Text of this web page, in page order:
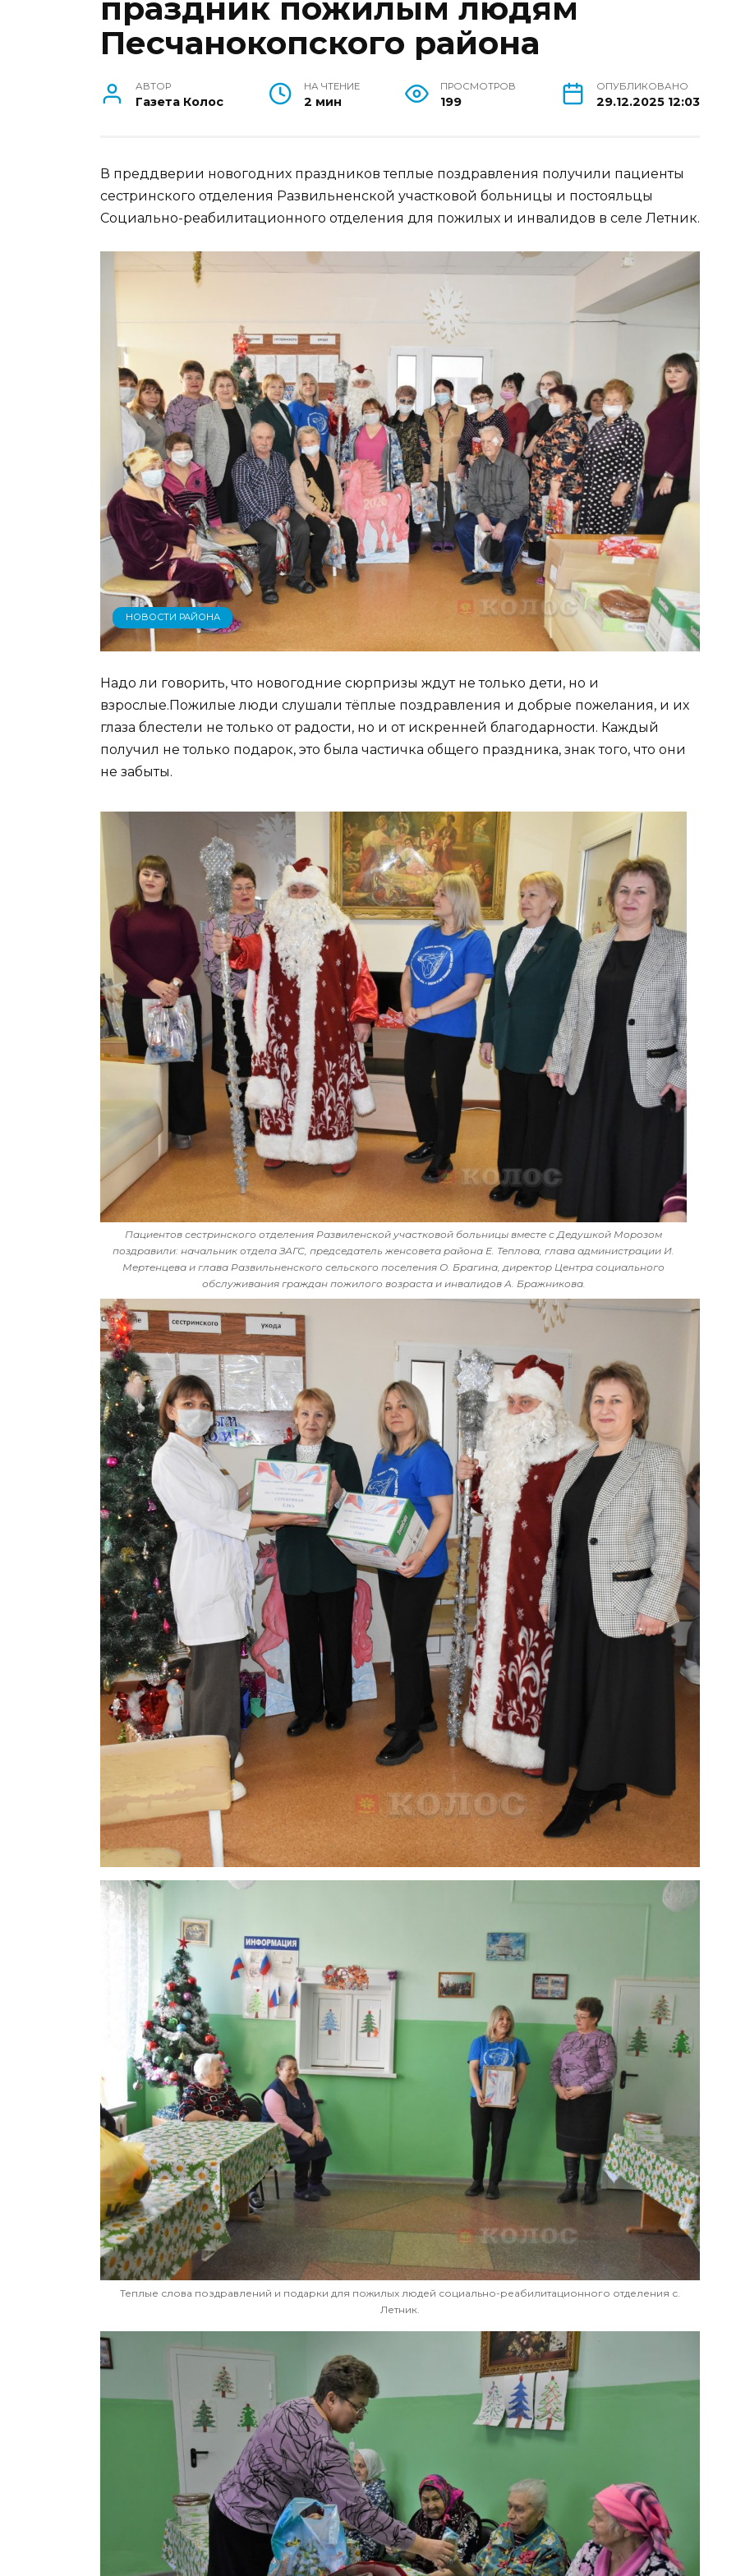
праздник пожилым людям
Песчанокопского района
АВТОР
Газета Колос
НА ЧТЕНИЕ
2 мин
ПРОСМОТРОВ
199
ОПУБЛИКОВАНО
29.12.2025 12:03
В преддверии новогодних праздников теплые поздравления получили пациенты
сестринского отделения Развильненской участковой больницы и постояльцы
Социально-реабилитационного отделения для пожилых и инвалидов в селе Летник.
НОВОСТИ РАЙОНА
Надо ли говорить, что новогодние сюрпризы ждут не только дети, но и
взрослые.Пожилые люди слушали тёплые поздравления и добрые пожелания, и их
глаза блестели не только от радости, но и от искренней благодарности. Каждый
получил не только подарок, это была частичка общего праздника, знак того, что они
не забыты.
Пациентов сестринского отделения Развиленской участковой больницы вместе с Дедушкой Морозом
поздравили: начальник отдела ЗАГС, председатель женсовета района Е. Теплова, глава администрации И.
Мертенцева и глава Развильненского сельского поселения О. Брагина, директор Центра социального
обслуживания граждан пожилого возраста и инвалидов А. Бражникова.
Теплые слова поздравлений и подарки для пожилых людей социально-реабилитационного отделения с.
Летник.